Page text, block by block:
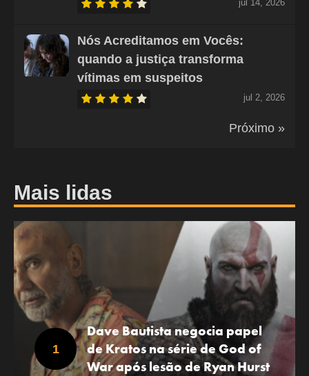
jul 14, 2026
Nós Acreditamos em Vocês:
quando a justiça transforma
vítimas em suspeitos
jul 2, 2026
Próximo »
Mais lidas
Dave Bautista negocia papel
de Kratos na série de God of
War após lesão de Ryan Hurst